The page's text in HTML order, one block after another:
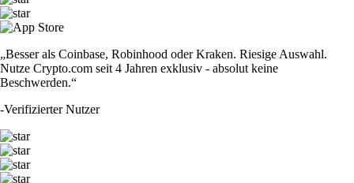
„Besser als Coinbase, Robinhood oder Kraken. Riesige Auswahl.
Nutze Crypto.com seit 4 Jahren exklusiv - absolut keine
Beschwerden.“
-Verifizierter Nutzer